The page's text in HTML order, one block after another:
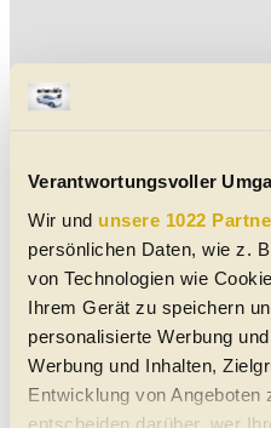
Verantwortungsvoller
Wir und unsere 1022
persönlichen Daten, wie z.
von Technologien wie
Ihrem Gerät zu speichern
personalisierte Werbung
Werbung und Inhalten,
Entwicklung von Angeboten
entscheiden darüber, wer